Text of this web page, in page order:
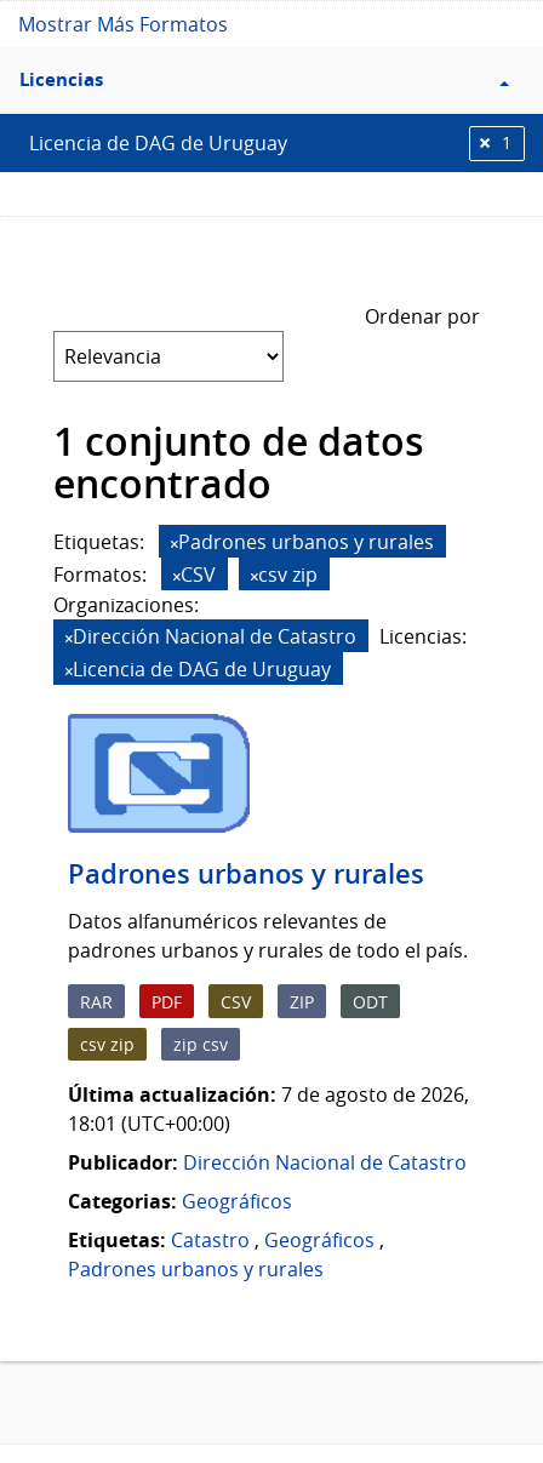
Mostrar Más Formatos
Filtro
Licencias
Licencias
Licencia de DAG de Uruguay 1
Ordenar por
1 conjunto de datos
encontrado
Etiquetas:
Padrones urbanos y rurales
Formatos:
CSV
csv zip
Organizaciones:
Dirección Nacional de Catastro
Licencias:
Licencia de DAG de Uruguay
Padrones urbanos y rurales
Datos alfanuméricos relevantes de
padrones urbanos y rurales de todo el país.
RAR PDF CSV ZIP
ODT
csv zip
zip csv
Última actualización: 7 de agosto de 2026,
18:01 (UTC+00:00)
Publicador: Dirección Nacional de Catastro
Categorias: Geográficos
Etiquetas: Catastro , Geográficos ,
Padrones urbanos y rurales